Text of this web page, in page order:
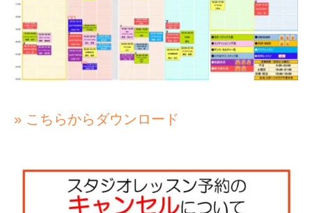
» こちらからダウンロード